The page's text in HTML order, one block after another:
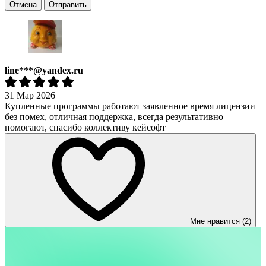
Отмена Отправить
line***@yandex.ru
31 Мар 2026
Купленные программы работают заявленное время лицензии
без помех, отличная поддержка, всегда результативно
помогают, спасибо коллективу кейсофт
Мне нравится (2)